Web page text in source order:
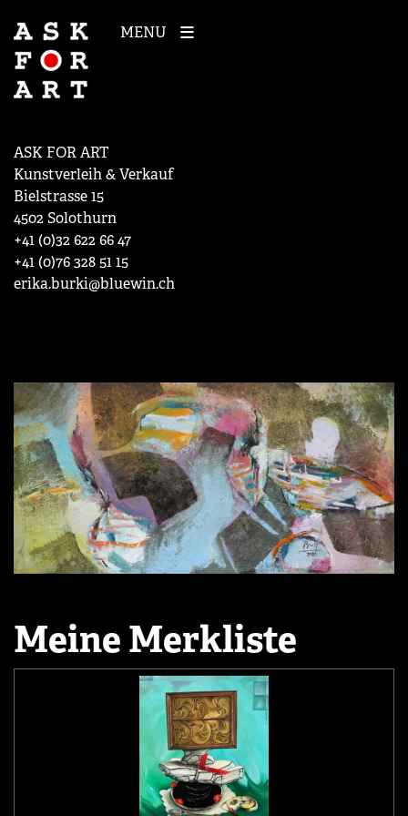
MENU
ASK FOR ART
Kunstverleih & Verkauf
Bielstrasse 15
4502 Solothurn
+41 (0)32 622 66 47
+41 (0)76 328 51 15
erika.burki@bluewin.ch
Meine Merkliste